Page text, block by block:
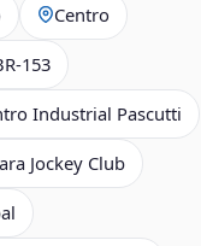
Centro
153
Industrial Pascutti
Jockey Club